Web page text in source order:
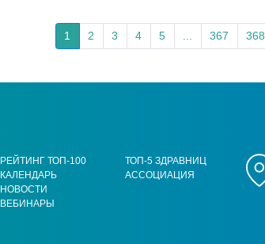
1 2 3 4 5 367 368
РЕЙТИНГ ТОП-100
КАЛЕНДАРЬ
НОВОСТИ
ВЕБИНАРЫ
ТОП-5 ЗДРАВНИЦ
АССОЦИАЦИЯ